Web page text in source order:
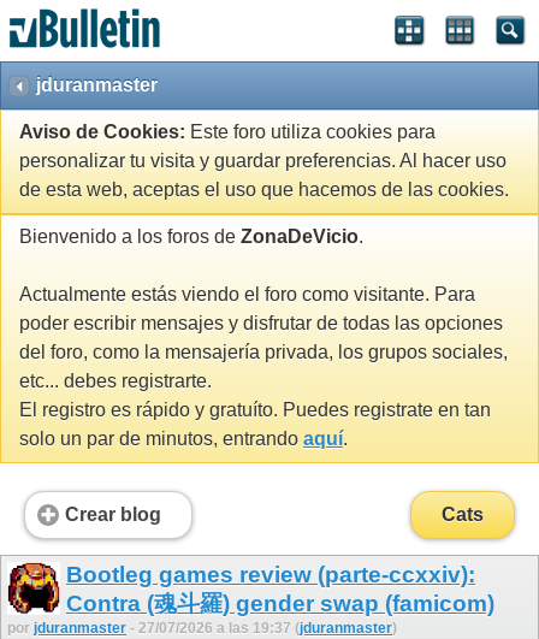
jduranmaster
Aviso de Cookies: Este foro utiliza cookies para
personalizar tu visita y guardar preferencias. Al hacer uso
de esta web, aceptas el uso que hacemos de las cookies.
Bienvenido a los foros de ZonaDeVicio.
Actualmente estás viendo el foro como visitante. Para
poder escribir mensajes y disfrutar de todas las opciones
del foro, como la mensajería privada, los grupos sociales,
etc... debes registrarte.
El registro es rápido y gratuíto. Puedes registrate en tan
solo un par de minutos, entrando aquí.
Crear blog Cats
Bootleg games review (parte-ccxxiv):
Contra (魂斗羅) gender swap (famicom)
por jduranmaster - 27/07/2026 a las 19:37 (jduranmaster)